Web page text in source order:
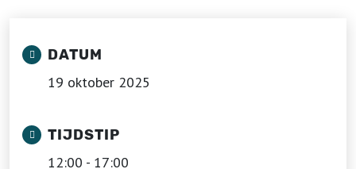
DATUM
19 oktober 2025
TIJDSTIP
12:00 - 17:00